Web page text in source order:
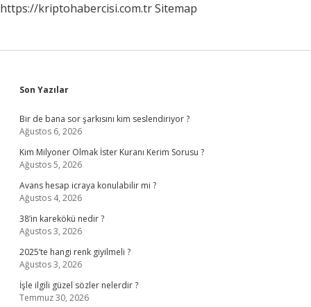
https://kriptohabercisi.com.trSitemap
Sidebar
Son Yazılar
Bir de bana sor şarkısını kim seslendiriyor ?
Ağustos 6, 2026
Kim Milyoner Olmak İster Kuranı Kerim Sorusu ?
Ağustos 5, 2026
Avans hesap icraya konulabilir mi ?
Ağustos 4, 2026
38’in karekökü nedir ?
Ağustos 3, 2026
2025’te hangi renk giyilmeli ?
Ağustos 3, 2026
İşle ilgili güzel sözler nelerdir ?
Temmuz 30, 2026